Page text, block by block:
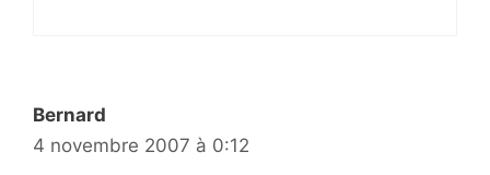
Bernard
4 novembre 2007 à 0:12